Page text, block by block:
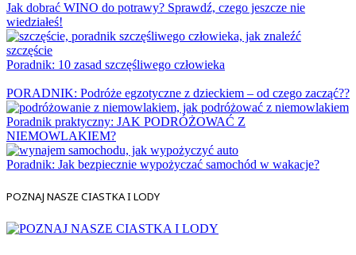
Jak dobrać WINO do potrawy? Sprawdź, czego jeszcze nie
wiedziałeś!
Poradnik: 10 zasad szczęśliwego człowieka
PORADNIK: Podróże egzotyczne z dzieckiem – od czego zacząć??
Poradnik praktyczny: JAK PODRÓŻOWAĆ Z
NIEMOWLAKIEM?
Poradnik: Jak bezpiecznie wypożyczać samochód w wakacje?
POZNAJ NASZE CIASTKA I LODY